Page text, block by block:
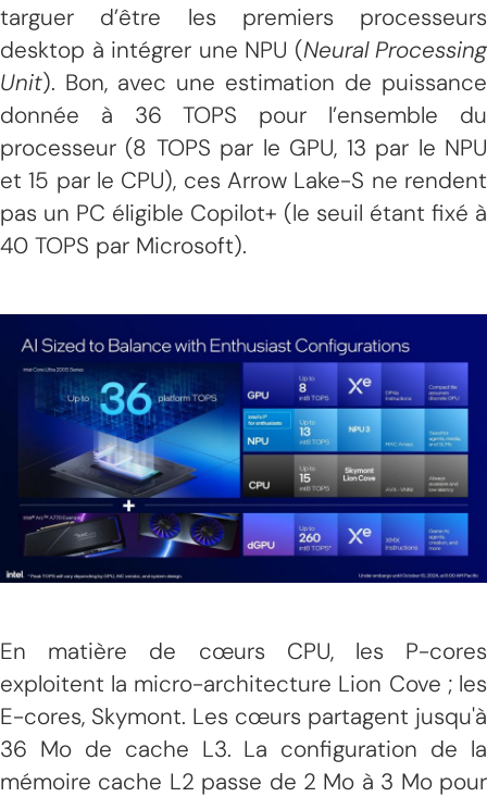
targuer d’être les premiers processeurs
desktop à intégrer une NPU (Neural Processing
Unit). Bon, avec une estimation de puissance
donnée à 36 TOPS pour l’ensemble du
processeur (8 TOPS par le GPU, 13 par le NPU
et 15 par le CPU), ces Arrow Lake-S ne rendent
pas un PC éligible Copilot+ (le seuil étant fixé à
40 TOPS par Microsoft).
En matière de cœurs CPU, les P-cores
exploitent la micro-architecture Lion Cove ; les
E-cores, Skymont. Les cœurs partagent jusqu'à
36 Mo de cache L3. La configuration de la
mémoire cache L2 passe de 2 Mo à 3 Mo pour